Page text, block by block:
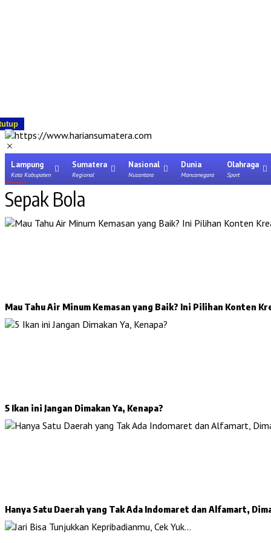
Lampung
Kota Kabupaten
Sumatera
Regional
Nasional
Nusantara
Dunia
Mancanegara
Olahraga
Sport
Sepak Bola
Mau Tahu Air Minum Kemasan yang Baik? Ini Pilihan Konten
5 Ikan ini Jangan Dimakan Ya, Kenapa?
Hanya Satu Daerah yang Tak Ada Indomaret dan Alfamart,